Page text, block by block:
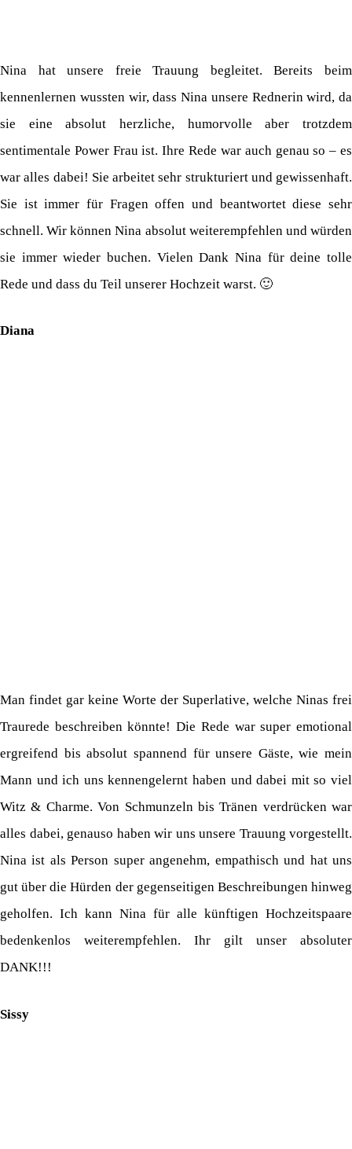
Nina hat unsere freie Trauung begleitet. Bereits beim
kennenlernen wussten wir, dass Nina unsere Rednerin wird, da
sie eine absolut herzliche, humorvolle aber trotzdem
sentimentale Power Frau ist. Ihre Rede war auch genau so – es
war alles dabei! Sie arbeitet sehr strukturiert und gewissenhaft.
Sie ist immer für Fragen offen und beantwortet diese sehr
schnell. Wir können Nina absolut weiterempfehlen und würden
sie immer wieder buchen. Vielen Dank Nina für deine tolle
Rede und dass du Teil unserer Hochzeit warst. 🙂
Diana
Man findet gar keine Worte der Superlative, welche Ninas frei
Traurede beschreiben könnte! Die Rede war super emotional
ergreifend bis absolut spannend für unsere Gäste, wie mein
Mann und ich uns kennengelernt haben und dabei mit so viel
Witz & Charme. Von Schmunzeln bis Tränen verdrücken war
alles dabei, genauso haben wir uns unsere Trauung vorgestellt.
Nina ist als Person super angenehm, empathisch und hat uns
gut über die Hürden der gegenseitigen Beschreibungen hinweg
geholfen. Ich kann Nina für alle künftigen Hochzeitspaare
bedenkenlos weiterempfehlen. Ihr gilt unser absoluter
DANK!!!
Sissy